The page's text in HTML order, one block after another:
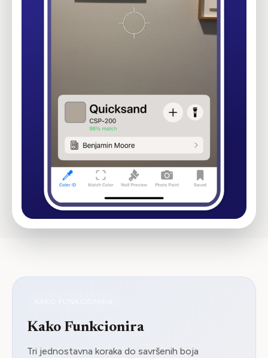
Kako Funkcionira
Tri jednostavna koraka do savršenih boja